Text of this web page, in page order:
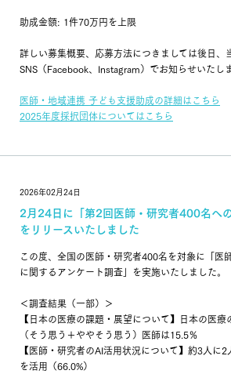
助成金額: 1件70万円を上限
詳しい募集概要、応募方法につきましては後日、
SNS（Facebook、Instagram）でお知らせいたしま
医師・地域連携 子ども支援助成の詳細はこちら
2025年度採択団体についてはこちら
2026年02月24日
2月24日に「第2回医師・研究者400名へ
をリリースいたしました
この度、全国の医師・研究者400名を対象に「医
に関するアンケート調査」を実施いたしました。
＜調査結果（一部）＞
【日本の医療の課題・展望について】日本の医
（そう思う＋ややそう思う）医師は15.5％
【医師・研究者のAI活用状況について】約3人に
を活用（66.0%）